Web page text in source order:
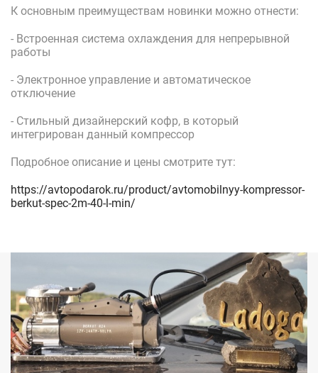
К основным преимуществам новинки можно отнести:
- Встроенная система охлаждения для непрерывной
работы
- Электронное управление и автоматическое
отключение
- Стильный дизайнерский кофр, в который
интегрирован данный компрессор
Подробное описание и цены смотрите тут:
https://avtopodarok.ru/product/avtomobilnyy-kompressor-
berkut-spec-2m-40-l-min/